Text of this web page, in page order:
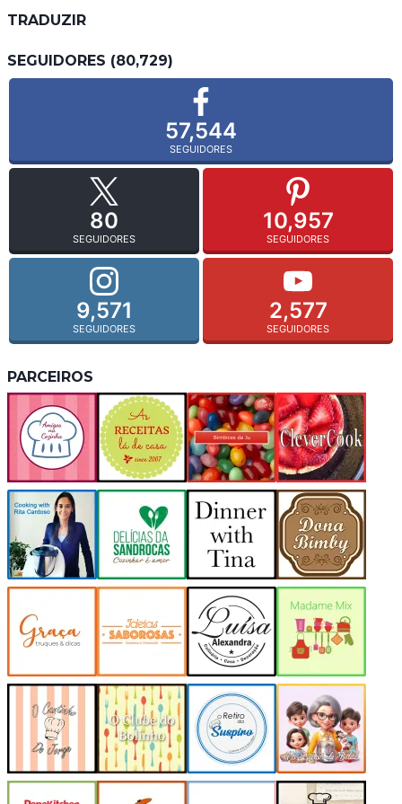
TRADUZIR
SEGUIDORES (80,729)
57,544
SEGUIDORES
80
SEGUIDORES
10,957
SEGUIDORES
9,571
SEGUIDORES
2,577
SEGUIDORES
PARCEIROS